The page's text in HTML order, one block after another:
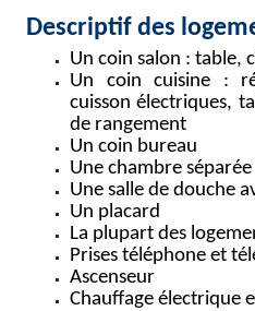
Descriptif des
Un coin salon : table,
Un coin cuisine :
cuisson électriques,
de rangement
Un coin bureau
Une chambre
Une salle de douche
Un placard
La plupart des
Prises téléphone et
Ascenseur
Chauffage électrique